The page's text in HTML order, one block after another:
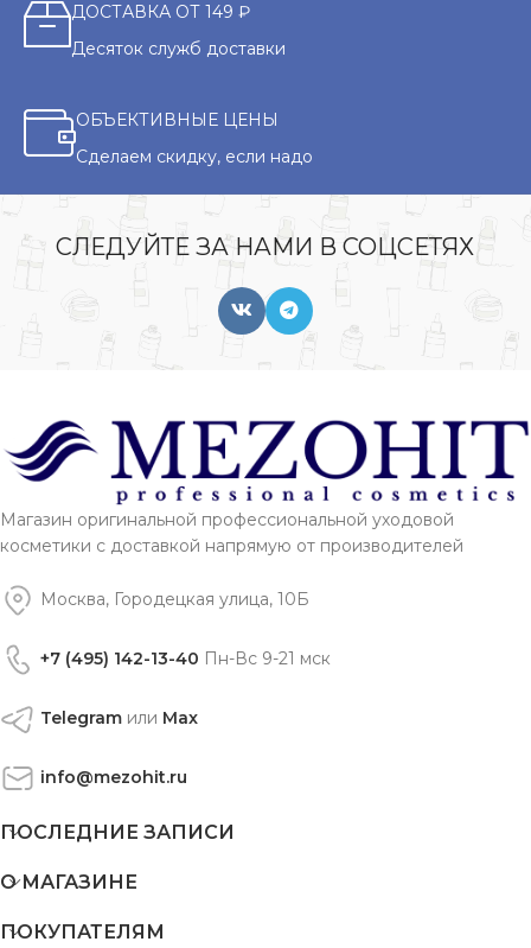
ДОСТАВКА ОТ 149 ₽
Десяток служб доставки
ОБЪЕКТИВНЫЕ ЦЕНЫ
Сделаем скидку, если надо
СЛЕДУЙТЕ ЗА НАМИ В СОЦСЕТЯХ
Магазин оригинальной профессиональной уходовой
косметики с доставкой напрямую от производителей
Москва, Городецкая улица, 10Б
+7 (495) 142-13-40 Пн-Вс 9-21 мск
Telegram или Max
info@mezohit.ru
ПОСЛЕДНИЕ ЗАПИСИ
О МАГАЗИНЕ
ПОКУПАТЕЛЯМ